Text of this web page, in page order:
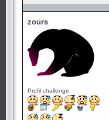
zours
Profil challenge